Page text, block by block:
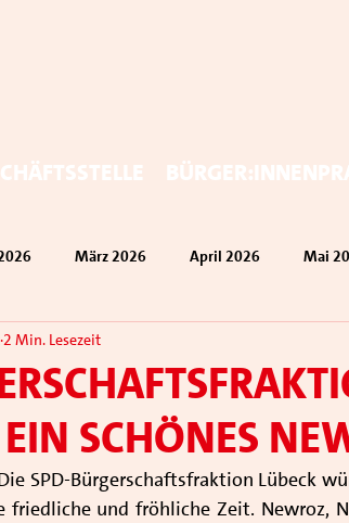
März 2026 April 2026 Mai
schönes
2 Min. Lesezeit
SPD-Bürgerschaftsfraktion Lübeck
friedliche und fröhliche Zeit. Newroz,